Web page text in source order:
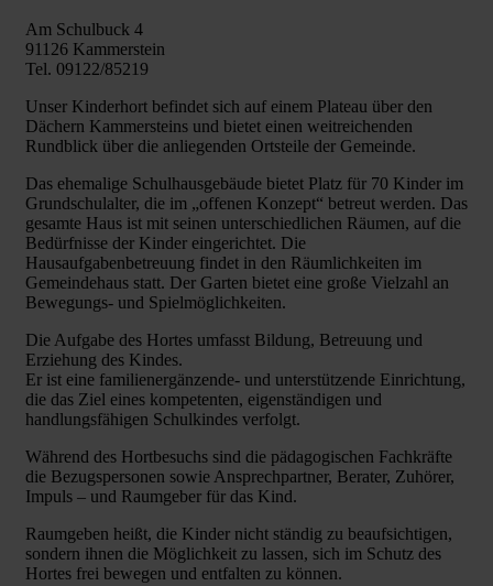
Am Schulbuck 4
91126 Kammerstein
Tel. 09122/85219
Unser Kinderhort befindet sich auf einem Plateau über den
Dächern Kammersteins und bietet einen weitreichenden
Rundblick über die anliegenden Ortsteile der Gemeinde.
Das ehemalige Schulhausgebäude bietet Platz für 70 Kinder im
Grundschulalter, die im „offenen Konzept“ betreut werden. Das
gesamte Haus ist mit seinen unterschiedlichen Räumen, auf die
Bedürfnisse der Kinder eingerichtet. Die
Hausaufgabenbetreuung findet in den Räumlichkeiten im
Gemeindehaus statt. Der Garten bietet eine große Vielzahl an
Bewegungs- und Spielmöglichkeiten.
Die Aufgabe des Hortes umfasst Bildung, Betreuung und
Erziehung des Kindes.
Er ist eine familienergänzende- und unterstützende Einrichtung,
die das Ziel eines kompetenten, eigenständigen und
handlungsfähigen Schulkindes verfolgt.
Während des Hortbesuchs sind die pädagogischen Fachkräfte
die Bezugspersonen sowie Ansprechpartner, Berater, Zuhörer,
Impuls – und Raumgeber für das Kind.
Raumgeben heißt, die Kinder nicht ständig zu beaufsichtigen,
sondern ihnen die Möglichkeit zu lassen, sich im Schutz des
Hortes frei bewegen und entfalten zu können.